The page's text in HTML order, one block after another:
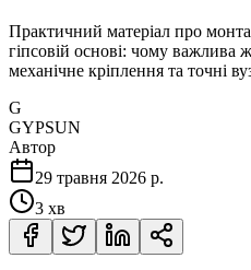
Практичний матеріал про
гіпсовій основі: чому важлива
механічне кріплення та точні
G
GYPSUN
Автор
29 травня 2026 р.
3 хв